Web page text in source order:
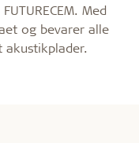
Med
og bevarer alle
akustikplader.